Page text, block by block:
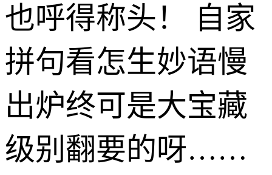
也呼得称头！ 自家
拼句看怎生妙语慢
出炉终可是大宝藏
级别翻要的呀……